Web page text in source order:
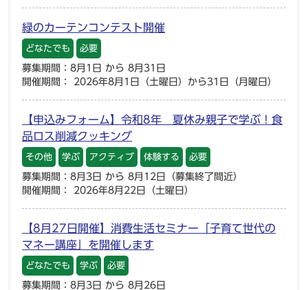
緑のカーテンコンテスト開催
どなたでも 必要
募集期間：8月1日 から 8月31日
開催期間： 2026年8月1日（土曜日）から31日（月曜日）
【申込みフォーム】令和8年 夏休み親子で学ぶ！食
品ロス削減クッキング
その他 学ぶ アクティブ 体験する 必要
募集期間：8月3日 から 8月12日（募集終了間近）
開催期間： 2026年8月22日（土曜日）
【8月27日開催】消費生活セミナー「子育て世代の
マネー講座」を開催します
どなたでも 学ぶ 必要
募集期間：8月3日 から 8月26日